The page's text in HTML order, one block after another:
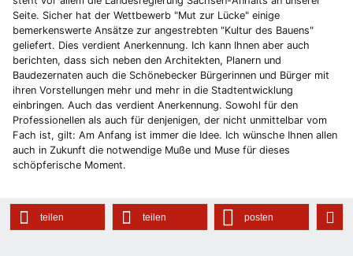
Seite. Sicher hat der Wettbewerb "Mut zur Lücke" einige
bemerkenswerte Ansätze zur angestrebten "Kultur des Bauens"
geliefert. Dies verdient Anerkennung. Ich kann Ihnen aber auch
berichten, dass sich neben den Architekten, Planern und
Baudezernaten auch die Schönebecker Bürgerinnen und Bürger mit
ihren Vorstellungen mehr und mehr in die Stadtentwicklung
einbringen. Auch das verdient Anerkennung. Sowohl für den
Professionellen als auch für denjenigen, der nicht unmittelbar vom
Fach ist, gilt: Am Anfang ist immer die Idee. Ich wünsche Ihnen allen
auch in Zukunft die notwendige Muße und Muse für dieses
schöpferische Moment.
teilen teilen posten